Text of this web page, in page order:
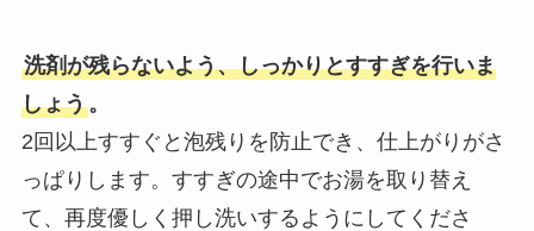
洗剤が残らないよう、しっかりとすすぎを行いま
しょう。
2回以上すすぐと泡残りを防止でき、仕上がりがさ
っぱりします。すすぎの途中でお湯を取り替え
て、再度優しく押し洗いするようにしてくださ